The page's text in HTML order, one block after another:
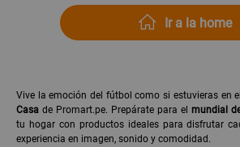
Ir a la home
Vive la emoción del fútbol como si estuvieras en
Casa de Promart.pe. Prepárate para el mundial
tu hogar con productos ideales para disfrutar
experiencia en imagen, sonido y comodidad.